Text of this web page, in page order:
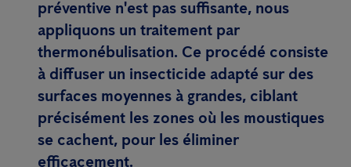
préventive n'est pas suffisante, nous
appliquons un traitement par
thermonébulisation. Ce procédé consiste
à diffuser un insecticide adapté sur des
surfaces moyennes à grandes, ciblant
précisément les zones où les moustiques
se cachent, pour les éliminer
efficacement.